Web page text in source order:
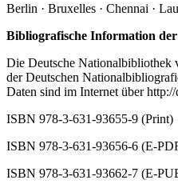
Berlin · Bruxelles · Chennai ·
Bibliografische Information
Die Deutsche Nationalbibliothek
der Deutschen
Daten sind im Internet über
ISBN 978-3-631-93655-9 (Print)
ISBN 978-3-631-93656-6 (E-
ISBN 978-3-631-93662-7 (E-